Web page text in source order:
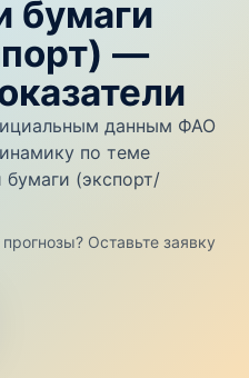
бумаги
—
данным ФАО
по теме
(экспорт/
Оставьте заявку